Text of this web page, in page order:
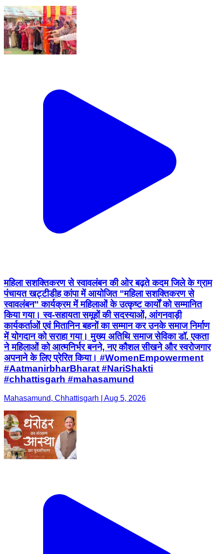
महिला सशक्तिकरण से स्वावलंबन की ओर बढ़ते कदम जिले के ग्राम
पंचायत खट्टीडीह कांपा में आयोजित "महिला सशक्तिकरण से
स्वावलंबन" कार्यक्रम में महिलाओं के उत्कृष्ट कार्यों को सम्मानित
किया गया। स्व-सहायता समूहों की सदस्याओं, आंगनवाड़ी
कार्यकर्ताओं एवं मितानिन बहनों का सम्मान कर उनके समाज निर्माण
में योगदान को सराहा गया। मुख्य अतिथि समाज सेविका डॉ. एकता
ने महिलाओं को आत्मनिर्भर बनने, नए कौशल सीखने और स्वरोजगार
अपनाने के लिए प्रेरित किया। #WomenEmpowerment
#AatmanirbharBharat #NariShakti
#chhattisgarh #mahasamund
Mahasamund, Chhattisgarh | Aug 5, 2026